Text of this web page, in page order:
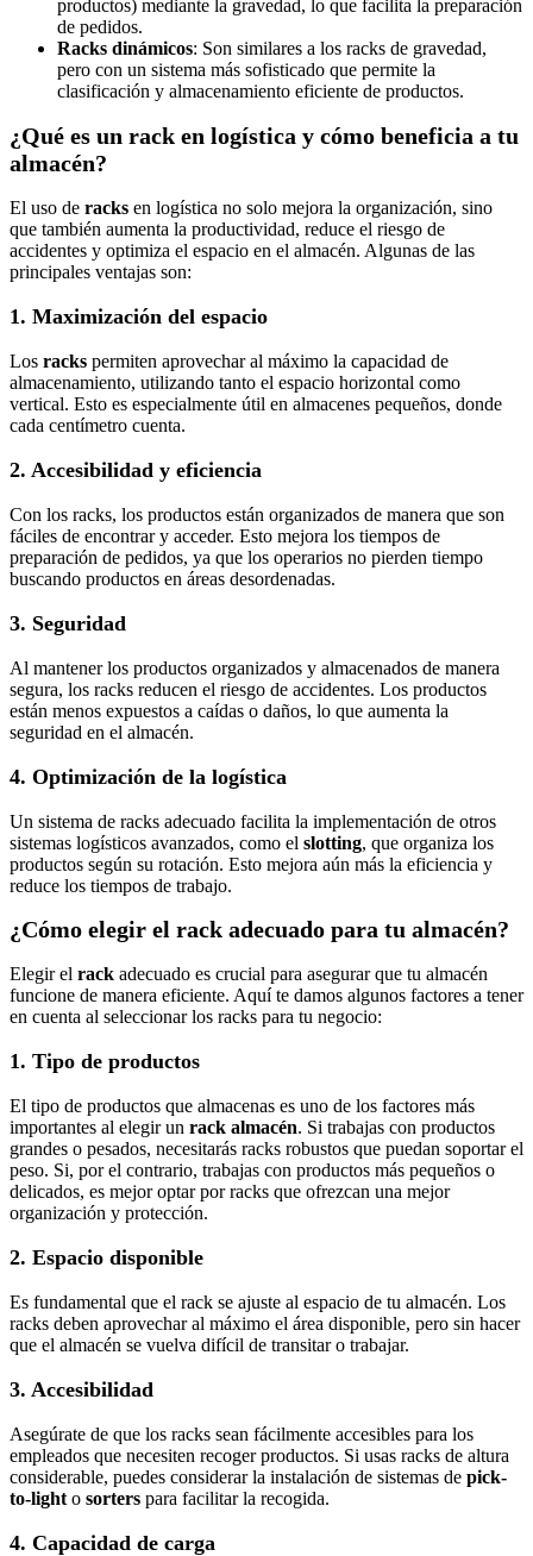
productos) mediante la gravedad, lo que facilita la preparación
de pedidos.
Racks dinámicos: Son similares a los racks de gravedad,
pero con un sistema más sofisticado que permite la
clasificación y almacenamiento eficiente de productos.
¿Qué es un rack en logística y cómo beneficia a tu
almacén?
El uso de racks en logística no solo mejora la organización, sino
que también aumenta la productividad, reduce el riesgo de
accidentes y optimiza el espacio en el almacén. Algunas de las
principales ventajas son:
1. Maximización del espacio
Los racks permiten aprovechar al máximo la capacidad de
almacenamiento, utilizando tanto el espacio horizontal como
vertical. Esto es especialmente útil en almacenes pequeños, donde
cada centímetro cuenta.
2. Accesibilidad y eficiencia
Con los racks, los productos están organizados de manera que son
fáciles de encontrar y acceder. Esto mejora los tiempos de
preparación de pedidos, ya que los operarios no pierden tiempo
buscando productos en áreas desordenadas.
3. Seguridad
Al mantener los productos organizados y almacenados de manera
segura, los racks reducen el riesgo de accidentes. Los productos
están menos expuestos a caídas o daños, lo que aumenta la
seguridad en el almacén.
4. Optimización de la logística
Un sistema de racks adecuado facilita la implementación de otros
sistemas logísticos avanzados, como el slotting, que organiza los
productos según su rotación. Esto mejora aún más la eficiencia y
reduce los tiempos de trabajo.
¿Cómo elegir el rack adecuado para tu almacén?
Elegir el rack adecuado es crucial para asegurar que tu almacén
funcione de manera eficiente. Aquí te damos algunos factores a tener
en cuenta al seleccionar los racks para tu negocio:
1. Tipo de productos
El tipo de productos que almacenas es uno de los factores más
importantes al elegir un rack almacén. Si trabajas con productos
grandes o pesados, necesitarás racks robustos que puedan soportar el
peso. Si, por el contrario, trabajas con productos más pequeños o
delicados, es mejor optar por racks que ofrezcan una mejor
organización y protección.
2. Espacio disponible
Es fundamental que el rack se ajuste al espacio de tu almacén. Los
racks deben aprovechar al máximo el área disponible, pero sin hacer
que el almacén se vuelva difícil de transitar o trabajar.
3. Accesibilidad
Asegúrate de que los racks sean fácilmente accesibles para los
empleados que necesiten recoger productos. Si usas racks de altura
considerable, puedes considerar la instalación de sistemas de pick-
to-light o sorters para facilitar la recogida.
4. Capacidad de carga